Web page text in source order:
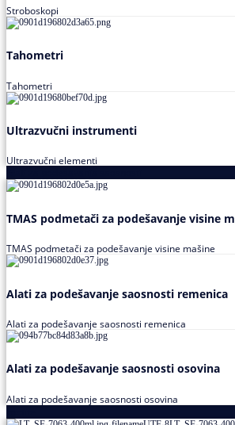
Stroboskopi
Tahometri
Tahometri
Ultrazvučni instrumenti
Ultrazvučni elementi
TMAS podmetači za podešavanje visine
TMAS podmetači za podešavanje visine mašine
Alati za podešavanje saosnosti remenica
Alati za podešavanje saosnosti remenica
Alati za podešavanje saosnosti osovina
Alati za podešavanje saosnosti osovina